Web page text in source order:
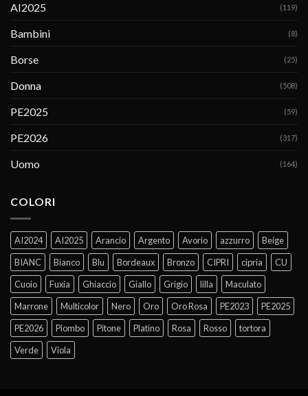
AI2025 (119)
Bambini (8)
Borse (25)
Donna (508)
PE2025 (59)
PE2026 (317)
Uomo (164)
COLORI
AI2024 AI2025 Arancio Argento Avorio azzurro
Beige
BIANC
Bianco Blu Bordeaux Bronzo CIPRI cipria
CU
Cuoio
Fuxia Ghiaccio Giallo Grigio lilla
Maculato
Marrone
Multicolor Nero Oro Oro Rosa PE2023
PE2025
PE2026
Piombo Pitone Platino Rosa Rosso
tortora
Verde
Viola